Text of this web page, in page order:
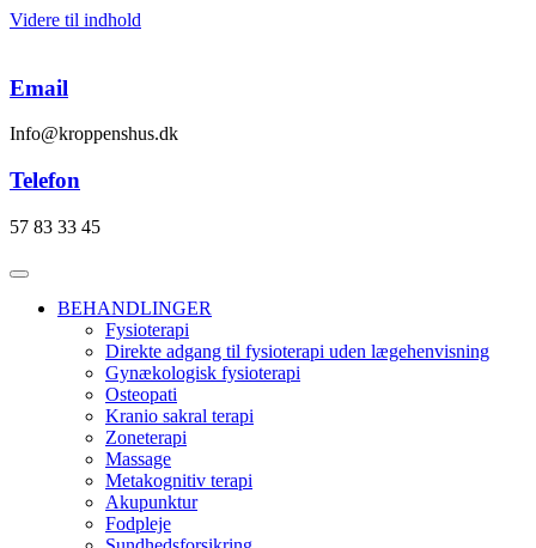
Videre til indhold
Email
Info@kroppenshus.dk
Telefon
57 83 33 45
BEHANDLINGER
Fysioterapi
Direkte adgang til fysioterapi uden lægehenvisning
Gynækologisk fysioterapi
Osteopati
Kranio sakral terapi
Zoneterapi
Massage
Metakognitiv terapi
Akupunktur
Fodpleje